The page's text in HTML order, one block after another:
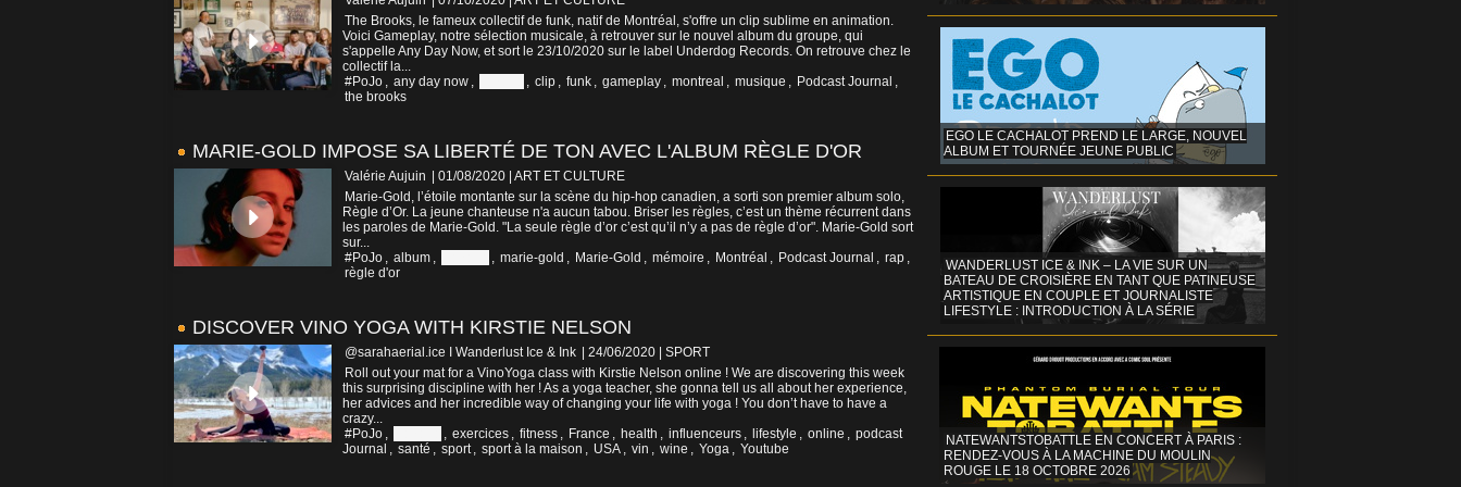
The Brooks, le fameux collectif de funk, natif de Montréal, s'offre un clip sublime en animation.
Voici Gameplay, notre sélection musicale, à retrouver sur le nouvel album du groupe, qui
s'appelle Any Day Now, et sort le 23/10/2020 sur le label Underdog Records. On retrouve chez le
collectif la...
#PoJo , any day now , , clip , funk , gameplay , montreal , musique , Podcast Journal ,
the brooks
MARIE-GOLD IMPOSE SA LIBERTÉ DE TON AVEC L'ALBUM RÈGLE D'OR
Valérie Aujuin | 01/08/2020 ART ET CULTURE
Marie-Gold, l’étoile montante sur la scène du hip-hop canadien, a sorti son premier album solo,
Règle d’Or. La jeune chanteuse n'a aucun tabou. Briser les règles, c’est un thème récurrent dans
les paroles de Marie-Gold. "La seule règle d’or c’est qu’il n’y a pas de règle d’or". Marie-Gold sort
sur...
#PoJo , album , , marie-gold , Marie-Gold , mémoire , Montréal , Podcast Journal , rap ,
règle d'or
DISCOVER VINO YOGA WITH KIRSTIE NELSON
@sarahaerial.ice I Wanderlust Ice & Ink | 24/06/2020
SPORT
Roll out your mat for a VinoYoga class with Kirstie Nelson online ! We are discovering this week
this surprising discipline with her ! As a yoga teacher, she gonna tell us all about her experience,
her advices and her incredible way of changing your life with yoga ! You don’t have to have a
crazy...
#PoJo , , exercices , fitness , France , health , influenceurs , lifestyle , online , podcast
Journal , santé , sport , sport à la maison , USA , vin , wine , Yoga , Youtube
EGO LE CACHALOT PREND LE LARGE, NOUVEL
ALBUM ET TOURNÉE JEUNE PUBLIC
WANDERLUST ICE & INK – LA VIE SUR UN
BATEAU DE CROISIÈRE EN TANT QUE PATINEUSE
ARTISTIQUE EN COUPLE ET JOURNALISTE
LIFESTYLE : INTRODUCTION À LA SÉRIE
NATEWANTSTOBATTLE EN CONCERT À PARIS :
RENDEZ-VOUS À LA MACHINE DU MOULIN
ROUGE LE 18 OCTOBRE 2026